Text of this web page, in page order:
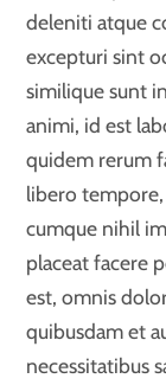
deleniti atque
excepturi sint
similique sunt
animi, id est
quidem rerum
libero
cumque nihil
placeat facere
est, omnis
quibusdam et
necessitatibus